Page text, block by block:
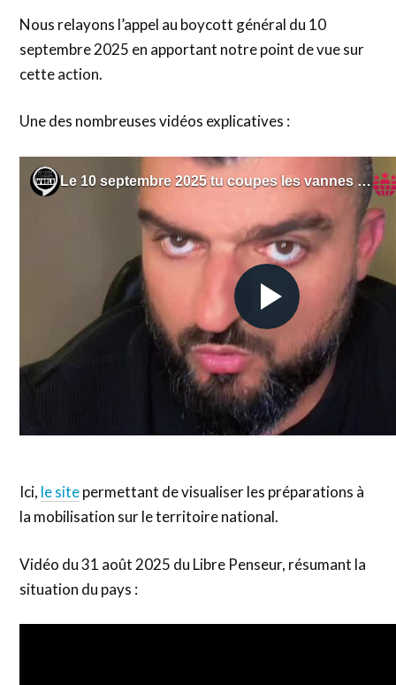
Nous relayons l’appel au boycott général du 10
septembre 2025 en apportant notre point de vue sur
cette action.
Une des nombreuses vidéos explicatives :
Ici, le sitepermettant de visualiser les préparations à
la mobilisation sur le territoire national.
Vidéo du 31 août 2025 du Libre Penseur, résumant la
situation du pays :